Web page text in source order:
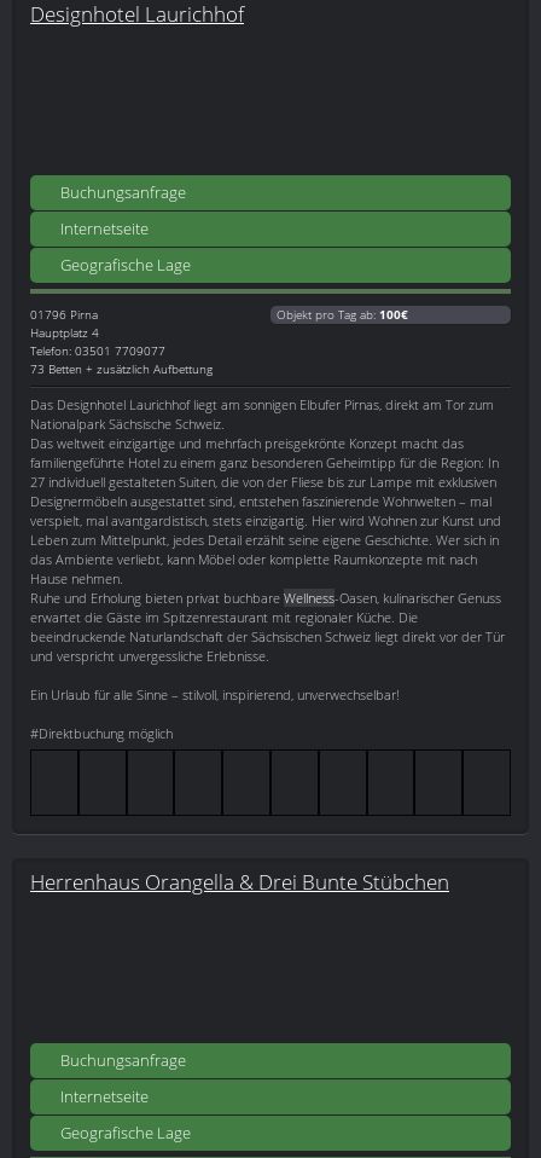
Designhotel Laurichhof
Buchungsanfrage
Internetseite
Geografische Lage
01796 Pirna
Hauptplatz 4
Telefon: 03501 7709077
73 Betten + zusätzlich Aufbettung
Objekt pro Tag ab: 100€
Das Designhotel Laurichhof liegt am sonnigen Elbufer Pirnas, direkt am Tor zum
Nationalpark Sächsische Schweiz.
Das weltweit einzigartige und mehrfach preisgekrönte Konzept macht das
familiengeführte Hotel zu einem ganz besonderen Geheimtipp für die Region: In
27 individuell gestalteten Suiten, die von der Fliese bis zur Lampe mit exklusiven
Designermöbeln ausgestattet sind, entstehen faszinierende Wohnwelten – mal
verspielt, mal avantgardistisch, stets einzigartig. Hier wird Wohnen zur Kunst und
Leben zum Mittelpunkt, jedes Detail erzählt seine eigene Geschichte. Wer sich in
das Ambiente verliebt, kann Möbel oder komplette Raumkonzepte mit nach
Hause nehmen.
Ruhe und Erholung bieten privat buchbare Wellness-Oasen, kulinarischer Genuss
erwartet die Gäste im Spitzenrestaurant mit regionaler Küche. Die
beeindruckende Naturlandschaft der Sächsischen Schweiz liegt direkt vor der Tür
und verspricht unvergessliche Erlebnisse.
Ein Urlaub für alle Sinne – stilvoll, inspirierend, unverwechselbar!
#Direktbuchung möglich
Herrenhaus Orangella & Drei Bunte Stübchen
Buchungsanfrage
Internetseite
Geografische Lage